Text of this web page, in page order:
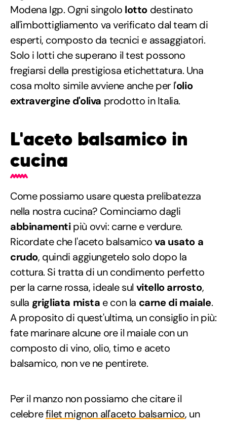
Modena Igp. Ogni singolo lotto destinato
all'imbottigliamento va verificato dal team di
esperti, composto da tecnici e assaggiatori.
Solo i lotti che superano il test possono
fregiarsi della prestigiosa etichettatura. Una
cosa molto simile avviene anche per l'olio
extravergine d'oliva prodotto in Italia.
L'aceto balsamico in
cucina
Come possiamo usare questa prelibatezza
nella nostra cucina? Cominciamo dagli
abbinamentipiù ovvi: carne e verdure.
Ricordate che l'aceto balsamicova usato a
crudo, quindi aggiungetelo solo dopo la
cottura. Si tratta di un condimento perfetto
per la carne rossa, ideale sul vitello arrosto,
sulla grigliata mista e con la carne di maiale.
A proposito di quest'ultima, un consiglio in più:
fate marinare alcune ore il maiale con un
composto di vino, olio, timo e aceto
balsamico, non ve ne pentirete.
Per il manzo non possiamo che citare il
celebrefilet mignon all'aceto balsamico, un